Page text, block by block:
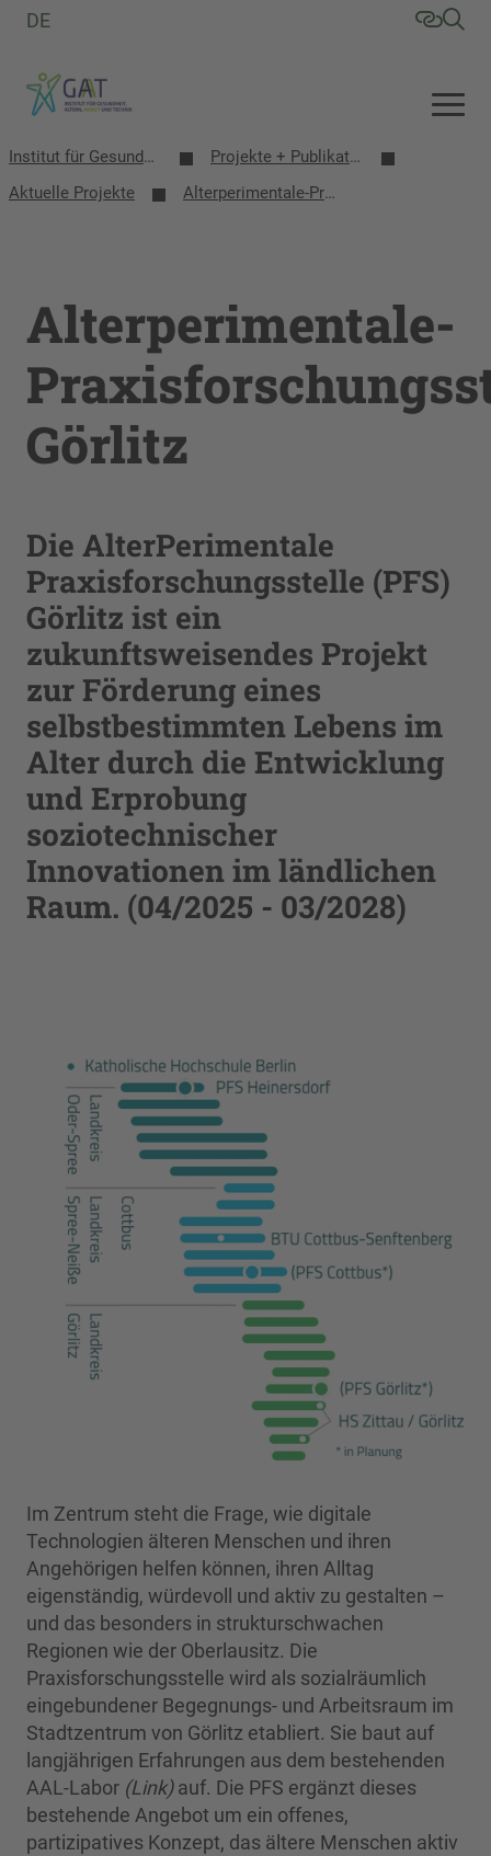
DE
Institut für Gesundheit, Altern, Arbeit und Technik (GAT)
Projekte + Publikationen
Aktuelle Projekte
Alterperimentale-Praxisforschungsstelle Görlitz
Alterperimentale-
Görlitz
Die AlterPerimentale
Praxisforschungsstelle (PFS)
Görlitz ist ein
zukunftsweisendes Projekt
zur Förderung eines
selbstbestimmten Lebens im
Alter durch die Entwicklung
und Erprobung
soziotechnischer
Innovationen im ländlichen
Raum. (04/2025 - 03/2028)
Im Zentrum steht die Frage, wie digitale
Technologien älteren Menschen und ihren
Angehörigen helfen können, ihren Alltag
eigenständig, würdevoll und aktiv zu gestalten –
und das besonders in strukturschwachen
Regionen wie der Oberlausitz. Die
Praxisforschungsstelle wird als sozialräumlich
eingebundener Begegnungs- und Arbeitsraum im
Stadtzentrum von Görlitz etabliert. Sie baut auf
langjährigen Erfahrungen aus dem bestehenden
AAL-Labor (Link)auf. Die PFS ergänzt dieses
bestehende Angebot um ein offenes,
partizipatives Konzept, das ältere Menschen aktiv